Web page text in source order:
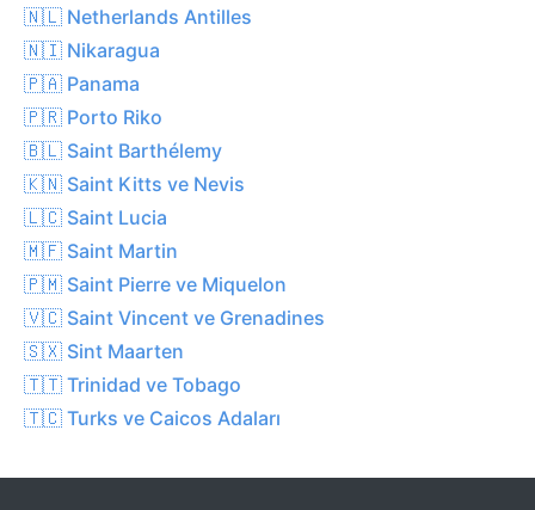
🇳🇱 Netherlands Antilles
🇳🇮 Nikaragua
🇵🇦 Panama
🇵🇷 Porto Riko
🇧🇱 Saint Barthélemy
🇰🇳 Saint Kitts ve Nevis
🇱🇨 Saint Lucia
🇲🇫 Saint Martin
🇵🇲 Saint Pierre ve Miquelon
🇻🇨 Saint Vincent ve Grenadines
🇸🇽 Sint Maarten
🇹🇹 Trinidad ve Tobago
🇹🇨 Turks ve Caicos Adaları